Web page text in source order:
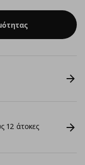
12 άτοκες